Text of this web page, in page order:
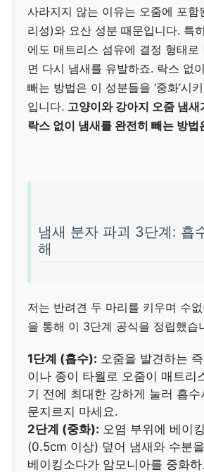
사라지지 않는 이유는 오줌에 포함
리성)와 요산 성분 때문입니다. 특
에도 매트리스 섬유에 결정 형태로
면 다시 냄새를 유발하죠. 락스 없
빼는 방법은 이 성분들을 ‘중화’시키
입니다. 고양이와 강아지 오줌 냄
락스 없이 냄새를 완전히 빼는 방법
냄새 분자 파괴 3단계: 흡
해
저는 반려견 두 마리를 키우며 수
을 통해 이 3단계 공식을 정립했습
1단계 (흡수): 오줌을 발견하는
이나 종이 타월로 오줌이 매트리
기 전에 최대한 강하게 눌러 흡수
문지르지 마세요.
2단계 (중화): 오염 부위에 베이
(0.5cm 이상) 덮어 냄새와 수분
베이킹소다가 암모니아를 중화